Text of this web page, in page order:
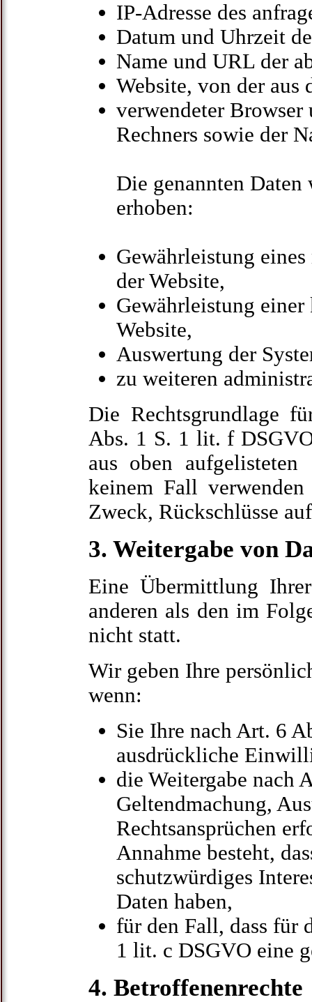
IP-Adresse des
Datum und Uhrzeit
Name und URL der
Website, von der
verwendeter Browser
Rechners sowie der
Die genannten
erhoben:
Gewährleistung
der Website,
Gewährleistung
Website,
Auswertung der
zu weiteren
Die Rechtsgrundlage
Abs. 1 S. 1 lit. f
aus oben
keinem Fall
Zweck, Rückschlüsse
3. Weitergabe von
Eine Übermittlung
anderen als den im
nicht statt.
Wir geben Ihre
wenn:
Sie Ihre nach Art. 6
ausdrückliche
die Weitergabe nach
Geltendmachung,
Rechtsansprüchen
Annahme besteht,
schutzwürdiges
Daten haben,
für den Fall, dass für
1 lit. c DSGVO eine
4. Betroffenenrechte